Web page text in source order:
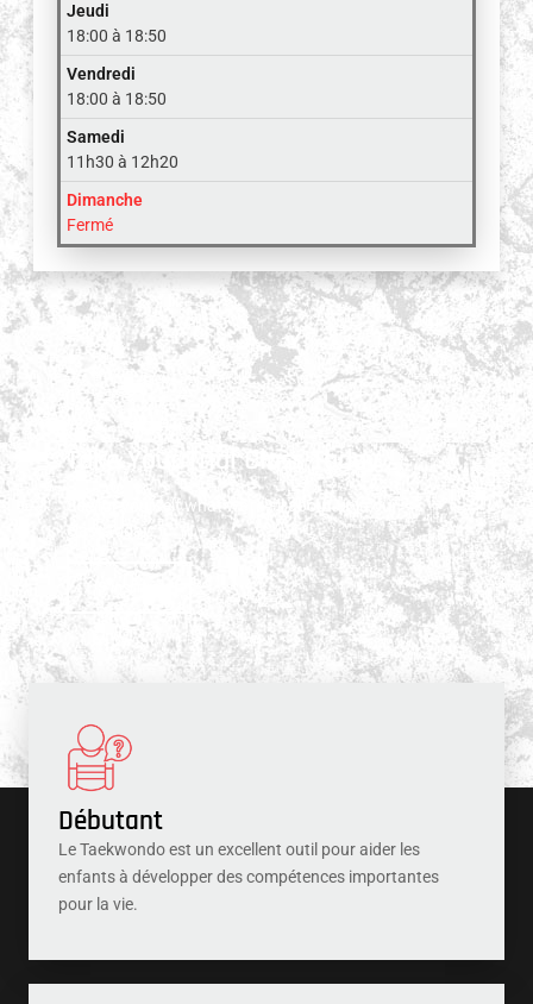
Jeudi
18:00 à 18:50
Vendredi
18:00 à 18:50
Samedi
11h30 à 12h20
Dimanche
Fermé
Take Your Trial Class Today
See for yourself what we're all about.Join our
class today.
Débutant
Le Taekwondo est un excellent outil pour aider les
enfants à développer des compétences importantes
pour la vie.